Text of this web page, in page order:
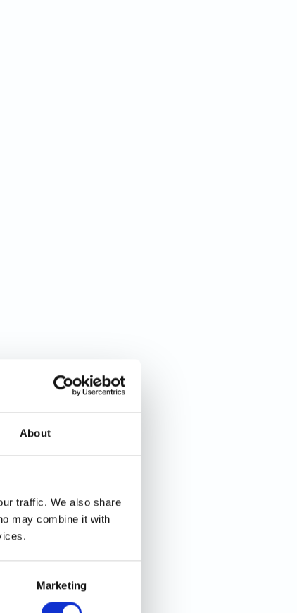
About
traffic. We also share
may combine it with
Marketing